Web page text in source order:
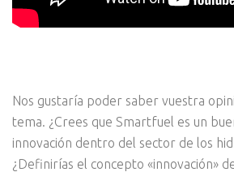
Nos gustaría poder saber vuestra
tema. ¿Crees que Smartfuel es un
innovación dentro del sector de los
¿Definirías el concepto «innovación»